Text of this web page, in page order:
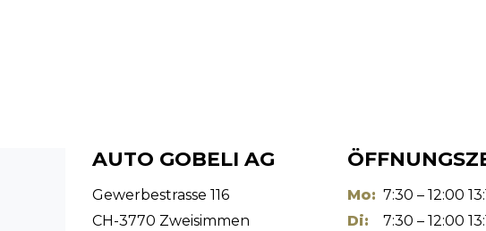
AUTO GOBELI AG
Gewerbestrasse 116
CH-3770 Zweisimmen
Mo: 7:30 – 12:00
Di:
7:30 – 12:00